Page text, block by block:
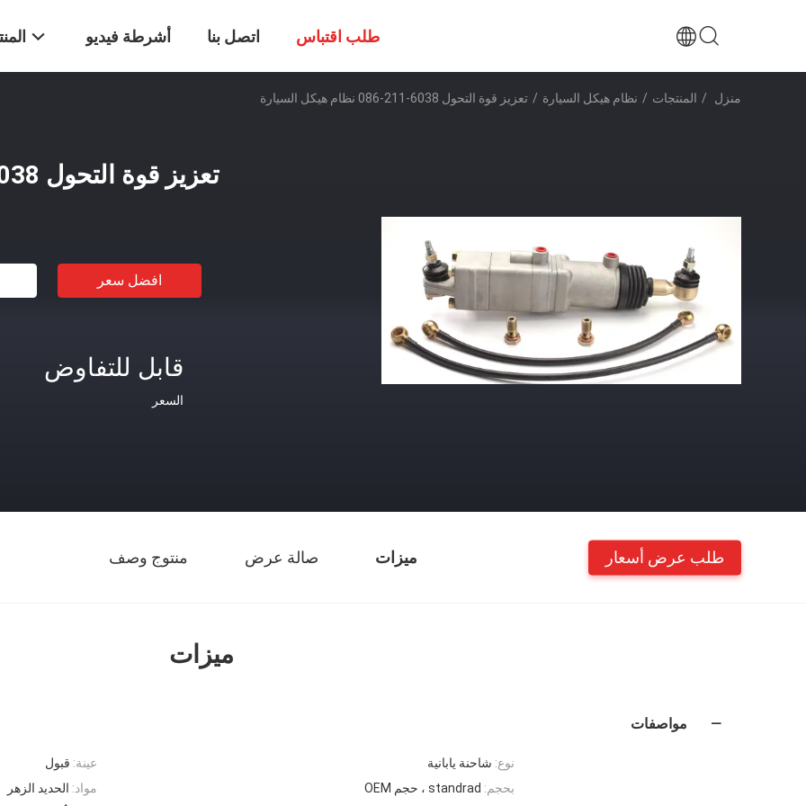
أشرطة فيديو اتصل بنا طلب اقتباس
منزل / المنتجات / نظام هيكل السيارة / تعزيز قوة التحول 6038-211-086 نظام هيكل السيارة
تعزيز قوة التحول 6038-211-086 نظام هيكل السيارة
افضل سعر
قابل للتفاوض
السعر
ميزات صالة عرض منتوج وصف طلب عرض أسعار
ميزات
مواصفات
عينة: قبول نوع: شاحنة يابانية
مواد: الحديد الزهر بحجم: standrad ، حجم OEM